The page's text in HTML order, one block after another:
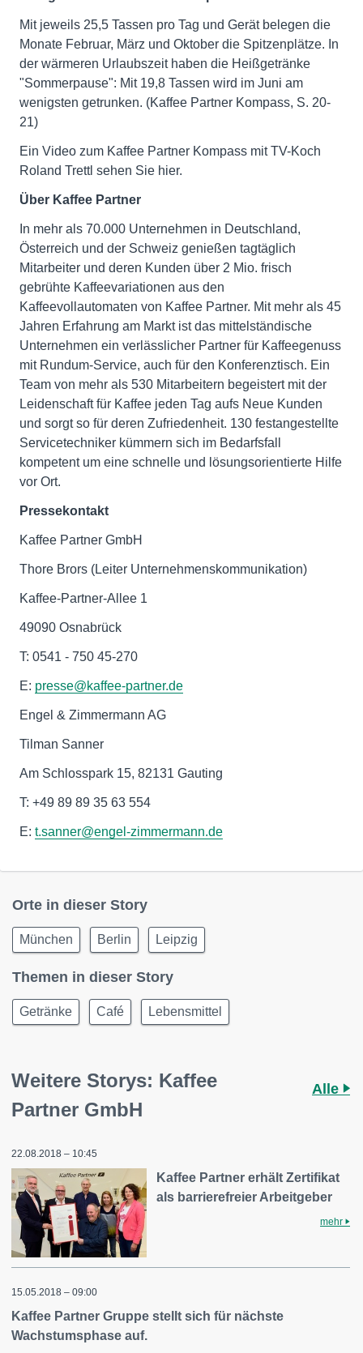
Mit jeweils 25,5 Tassen pro Tag und Gerät belegen die
Monate Februar, März und Oktober die Spitzenplätze. In
der wärmeren Urlaubszeit haben die Heißgetränke
"Sommerpause": Mit 19,8 Tassen wird im Juni am
wenigsten getrunken. (Kaffee Partner Kompass, S. 20-
21)
Ein Video zum Kaffee Partner Kompass mit TV-Koch
Roland Trettl sehen Sie hier.
Über Kaffee Partner
In mehr als 70.000 Unternehmen in Deutschland,
Österreich und der Schweiz genießen tagtäglich
Mitarbeiter und deren Kunden über 2 Mio. frisch
gebrühte Kaffeevariationen aus den
Kaffeevollautomaten von Kaffee Partner. Mit mehr als 45
Jahren Erfahrung am Markt ist das mittelständische
Unternehmen ein verlässlicher Partner für Kaffeegenuss
mit Rundum-Service, auch für den Konferenztisch. Ein
Team von mehr als 530 Mitarbeitern begeistert mit der
Leidenschaft für Kaffee jeden Tag aufs Neue Kunden
und sorgt so für deren Zufriedenheit. 130 festangestellte
Servicetechniker kümmern sich im Bedarfsfall
kompetent um eine schnelle und lösungsorientierte Hilfe
vor Ort.
Pressekontakt
Kaffee Partner GmbH
Thore Brors (Leiter Unternehmenskommunikation)
Kaffee-Partner-Allee 1
49090 Osnabrück
T: 0541 - 750 45-270
E: presse@kaffee-partner.de
Engel & Zimmermann AG
Tilman Sanner
Am Schlosspark 15, 82131 Gauting
T: +49 89 89 35 63 554
E: t.sanner@engel-zimmermann.de
Orte in dieser Story
München Berlin Leipzig
Themen in dieser Story
Getränke Café Lebensmittel
Weitere Storys: Kaffee
Partner GmbH
Alle
22.08.2018 – 10:45
Kaffee Partner erhält Zertifikat
als barrierefreier Arbeitgeber
mehr
15.05.2018 – 09:00
Kaffee Partner Gruppe stellt sich für nächste
Wachstumsphase auf.